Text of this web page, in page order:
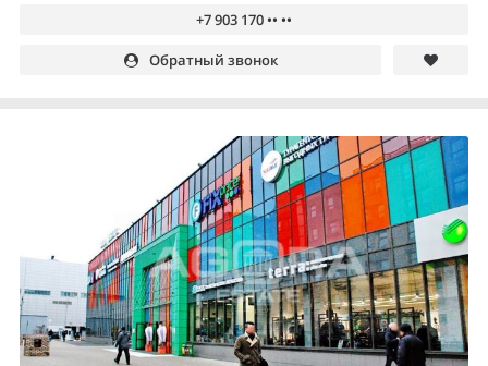
+7 903 170 •• ••
Обратный звонок